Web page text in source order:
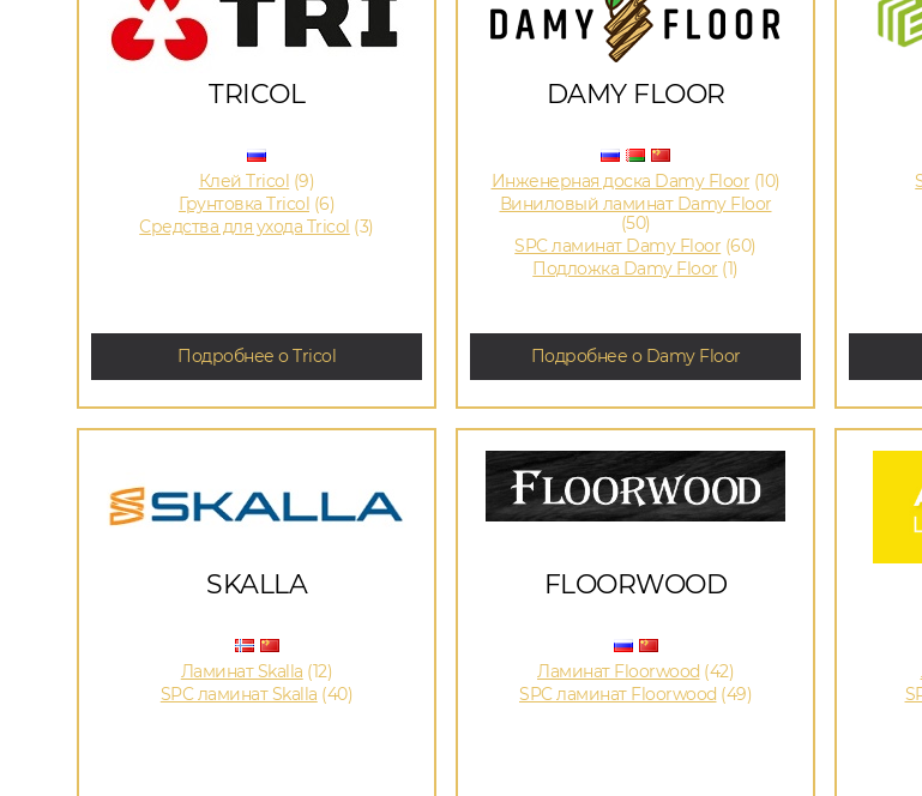
TRICOL
Клей Tricol (9)
Грунтовка Tricol (6)
Средства для ухода Tricol (3)
Подробнее о Tricol
DAMY FLOOR
Инженерная доска Damy Floor (10)
Виниловый ламинат Damy Floor
(50)
SPC ламинат Damy Floor (60)
Подложка Damy Floor (1)
Подробнее о Damy Floor
SKALLA
Ламинат Skalla (12)
SPC ламинат Skalla (40)
FLOORWOOD
Ламинат Floorwood (42)
SPC ламинат Floorwood (49)